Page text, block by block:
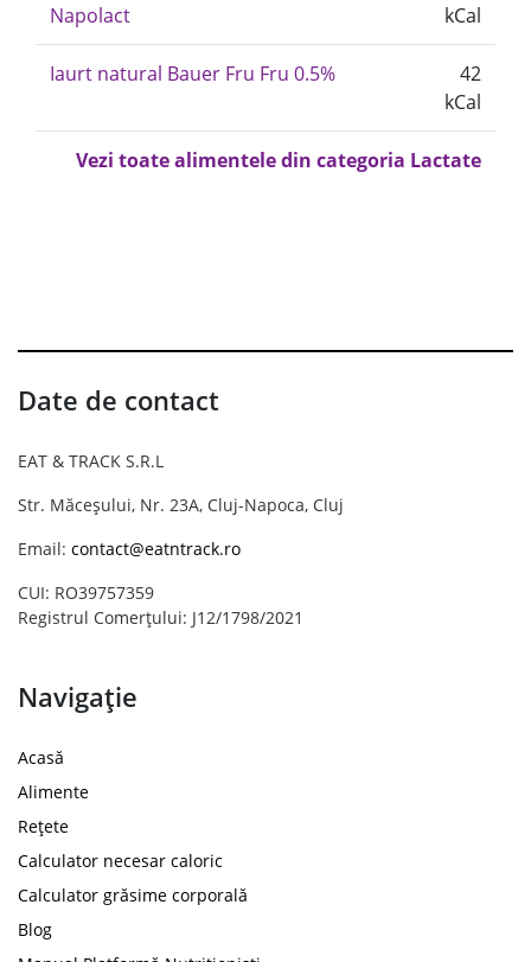
Napolact
kCal
Iaurt natural Bauer Fru Fru 0.5%
42
kCal
Vezi toate alimentele din categoria Lactate
Date de contact
EAT & TRACK S.R.L
Str. Măceșului, Nr. 23A, Cluj-Napoca, Cluj
Email: contact@eatntrack.ro
CUI: RO39757359
Registrul Comerțului: J12/1798/2021
Navigație
Acasă
Alimente
Rețete
Calculator necesar caloric
Calculator grăsime corporală
Blog